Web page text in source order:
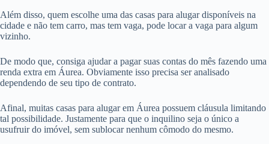
Além disso, quem escolhe uma das casas para alugar disponíveis na
cidade e não tem carro, mas tem vaga, pode locar a vaga para algum
vizinho.
De modo que, consiga ajudar a pagar suas contas do mês fazendo uma
renda extra em Áurea. Obviamente isso precisa ser analisado
dependendo de seu tipo de contrato.
Afinal, muitas casas para alugar em Áurea possuem cláusula limitando
tal possibilidade. Justamente para que o inquilino seja o único a
usufruir do imóvel, sem sublocar nenhum cômodo do mesmo.